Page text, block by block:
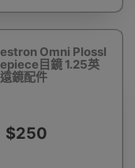
Omni Plossl
目鏡 1.25英
鏡配件
$250